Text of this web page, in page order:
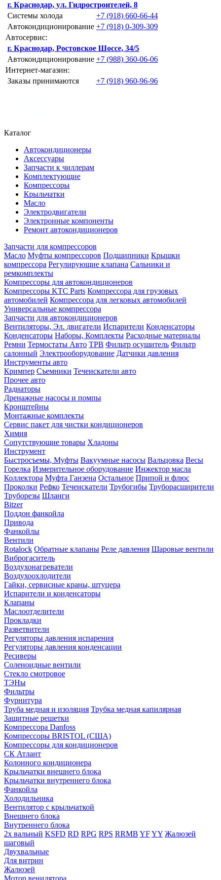
г. Краснодар, ул. Гидростроителей, 8
Системы холода
+7 (918) 660-66-44
Автокондиционирование +7 (918) 0-309-309
Автосервис:
г. Краснодар, Ростовское Шоссе, 34/5
Автокондиционирование +7 (988) 360-06-06
Интернет-магазин:
Заказы принимаются
+7 (918) 960-96-96
Каталог
Автокондиционеры
Аксессуары
Запчасти к чиллерам
Комплектующие
Компрессоры
Крыльчатки
Масло
Электродвигатели
Электронные компоненты
Ремонт автокондиционеров
Запчасти для компрессоров
Масло Муфты компрессоров Подшипники Крышки
компрессора Регулирующие клапана Сальники и
ремкомплекты
Компрессоры для автокондиционеров
Компрессоры KTC Parts Компрессора для грузовых
автомобилей Компрессора для легковых автомобилей
Универсальные компрессора
Запчасти для автокондиционеров
Вентиляторы, Эл. двигатели Испарители Конденсаторы
Конденсаторы Наборы, Комплекты Расходные материалы
Ремни Термостаты Авто ТРВ Фильтр осушитель Фильтр
салонный Электрооборудование Датчики давления
Инструменты авто
Кримпер Съемники Течеискатели авто
Прочее авто
Радиаторы
Дренажные насосы и помпы
Кронштейны
Монтажные комплекты
Сервис пакет для чистки кондиционеров
Химия
Сопутствующие товары Хладоны
Инструмент
Быстросъемы, Муфты Вакуумные насосы Вальцовка Весы
Горелка Измерительное оборудование Инжектор масла
Коллектора Муфта Ганзена Остальное Припой и флюс
Проколки Рефко Течеискатели Трубогибы Труборасширители
Труборезы Шланги
Bitzer
Поддон фанкойла
Привода
Фанкойлы
Вентили
Rotalock Обратные клапаны Реле давления Шаровые вентили
Виброгаситель
Воздухонагреватели
Воздухоохлодители
Гайки, сервисные краны, штуцера
Испарители и конденсаторы
Клапаны
Маслоотделители
Прокладки
Разветвители
Регуляторы давления испарения
Регуляторы давления конденсации
Ресиверы
Соленоидные вентили
Стекло смотровое
ТЭНы
Фильтры
Фурнитура
Труба медная и изоляция Трубка медная капилярная
Защитные решетки
Компрессора Danfoss
Компрессоры BRISTOL (США)
Компрессоры для кондиционеров
СК Атлант
Колонного кондиционера
Крыльчатки внешнего блока
Крыльчатки внутреннего блока
Фанкойла
Холодильника
Вентилятор с крыльчаткой
Внешнего блока
Внутреннего блока
2х вальный KSFD RD RPG RPS RRMB YFYY Жалюзей
шаговый
Двухвальные
Для витрин
Жалюзей
Мотор венилятора